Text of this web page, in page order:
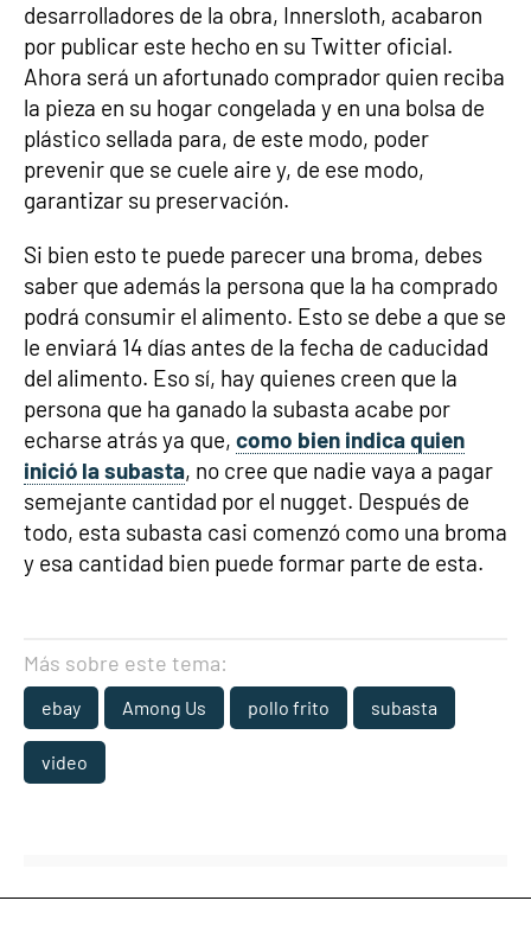
desarrolladores de la obra, Innersloth, acabaron
por publicar este hecho en su Twitter oficial.
Ahora será un afortunado comprador quien reciba
la pieza en su hogar congelada y en una bolsa de
plástico sellada para, de este modo, poder
prevenir que se cuele aire y, de ese modo,
garantizar su preservación.
Si bien esto te puede parecer una broma, debes
saber que además la persona que la ha comprado
podrá consumir el alimento. Esto se debe a que se
le enviará 14 días antes de la fecha de caducidad
del alimento. Eso sí, hay quienes creen que la
persona que ha ganado la subasta acabe por
echarse atrás ya que, como bien indica quien
inició la subasta, no cree que nadie vaya a pagar
semejante cantidad por el nugget. Después de
todo, esta subasta casi comenzó como una broma
y esa cantidad bien puede formar parte de esta.
Más sobre este tema:
ebay Among Us pollo frito subasta
video